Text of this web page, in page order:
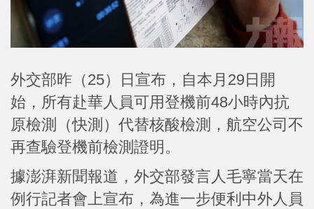
外交部昨（25）日宣布，自本月29日開
始，所有赴華人員可用登機前48小時內抗
原檢測（快測）代替核酸檢測，航空公司不
再查驗登機前檢測證明。
據澎湃新聞報道，外交部發言人毛寧當天在
例行記者會上宣布，為進一步便利中外人員